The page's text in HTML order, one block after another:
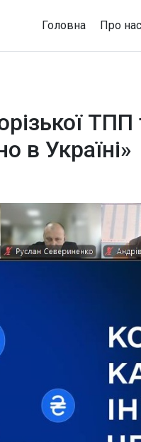
Головна Про нас
в Україні»